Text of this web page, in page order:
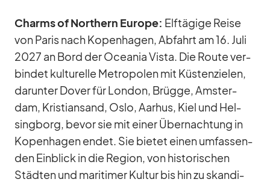
Charms of Nor­t­hern Eu­rope: Elf­tä­gige Reise
von Pa­ris nach Ko­pen­ha­gen, Ab­fahrt am 16. Juli
2027 an Bord der Ocea­nia Vista. Die Route ver­
bin­det kul­tu­relle Me­tro­po­len mit Küs­ten­zie­len,
dar­un­ter Do­ver für Lon­don, Brügge, Ams­ter­
dam, Kris­ti­an­sand, Oslo, Aar­hus, Kiel und Hel­
sing­borg, be­vor sie mit ei­ner Über­nach­tung in
Ko­pen­ha­gen en­det. Sie bie­tet ei­nen um­fas­sen­
den Ein­blick in die Re­gion, von his­to­ri­schen
Städ­ten und ma­ri­ti­mer Kul­tur bis hin zu skan­di­